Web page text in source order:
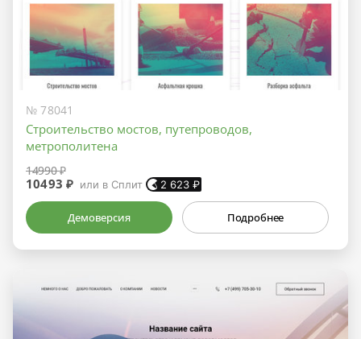
№ 78041
Строительство мостов, путепроводов,
метрополитена
14990 ₽
10493 ₽ или в Сплит 2 623 ₽
Демоверсия Подробнее